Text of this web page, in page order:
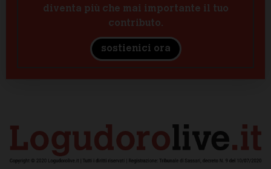
diventa più che mai importante il tuo
contributo.
sostienici ora